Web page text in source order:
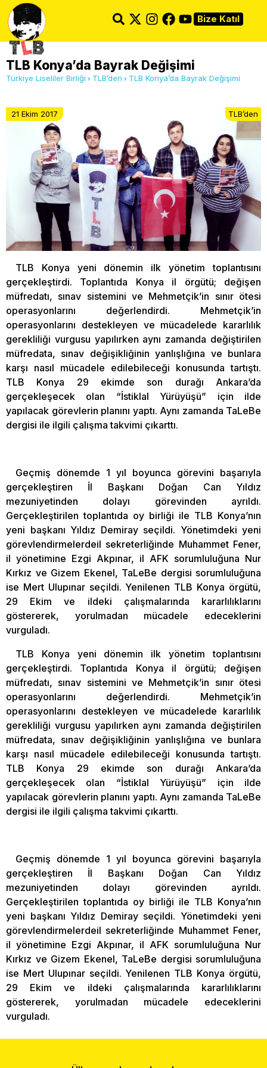
Bize Katıl
TLB Konya’da Bayrak Değişimi
Türkiye Liseliler Birliği TLB’den TLB Konya’da Bayrak Değişimi
21 Ekim 2017 TLB’den
TLB Konya yeni dönemin ilk yönetim toplantısını
gerçekleştirdi. Toplantıda Konya il örgütü; değişen
müfredatı, sınav sistemini ve Mehmetçik’in sınır ötesi
operasyonlarını değerlendirdi. Mehmetçik’in
operasyonlarını destekleyen ve mücadelede kararlılık
gerekliliği vurgusu yapılırken aynı zamanda değiştirilen
müfredata, sınav değişikliğinin yanlışlığına ve bunlara
karşı nasıl mücadele edilebileceği konusunda tartıştı.
TLB Konya 29 ekimde son durağı Ankara’da
gerçekleşecek olan “İstiklal Yürüyüşü” için ilde
yapılacak görevlerin planını yaptı. Aynı zamanda TaLeBe
dergisi ile ilgili çalışma takvimi çıkarttı.
Geçmiş dönemde 1 yıl boyunca görevini başarıyla
gerçekleştiren İl Başkanı Doğan Can Yıldız
mezuniyetinden dolayı görevinden ayrıldı.
Gerçekleştirilen toplantıda oy birliği ile TLB Konya’nın
yeni başkanı Yıldız Demiray seçildi. Yönetimdeki yeni
görevlendirmelerdeil sekreterliğinde Muhammet Fener,
il yönetimine Ezgi Akpınar, il AFK sorumluluğuna Nur
Kırkız ve Gizem Ekenel, TaLeBe dergisi sorumluluğuna
ise Mert Ulupınar seçildi. Yenilenen TLB Konya örgütü,
29 Ekim ve ildeki çalışmalarında kararlılıklarını
göstererek, yorulmadan mücadele edeceklerini
vurguladı.
TLB Konya yeni dönemin ilk yönetim toplantısını
gerçekleştirdi. Toplantıda Konya il örgütü; değişen
müfredatı, sınav sistemini ve Mehmetçik’in sınır ötesi
operasyonlarını değerlendirdi. Mehmetçik’in
operasyonlarını destekleyen ve mücadelede kararlılık
gerekliliği vurgusu yapılırken aynı zamanda değiştirilen
müfredata, sınav değişikliğinin yanlışlığına ve bunlara
karşı nasıl mücadele edilebileceği konusunda tartıştı.
TLB Konya 29 ekimde son durağı Ankara’da
gerçekleşecek olan “İstiklal Yürüyüşü” için ilde
yapılacak görevlerin planını yaptı. Aynı zamanda TaLeBe
dergisi ile ilgili çalışma takvimi çıkarttı.
Geçmiş dönemde 1 yıl boyunca görevini başarıyla
gerçekleştiren İl Başkanı Doğan Can Yıldız
mezuniyetinden dolayı görevinden ayrıldı.
Gerçekleştirilen toplantıda oy birliği ile TLB Konya’nın
yeni başkanı Yıldız Demiray seçildi. Yönetimdeki yeni
görevlendirmelerdeil sekreterliğinde Muhammet Fener,
il yönetimine Ezgi Akpınar, il AFK sorumluluğuna Nur
Kırkız ve Gizem Ekenel, TaLeBe dergisi sorumluluğuna
ise Mert Ulupınar seçildi. Yenilenen TLB Konya örgütü,
29 Ekim ve ildeki çalışmalarında kararlılıklarını
göstererek, yorulmadan mücadele edeceklerini
vurguladı.